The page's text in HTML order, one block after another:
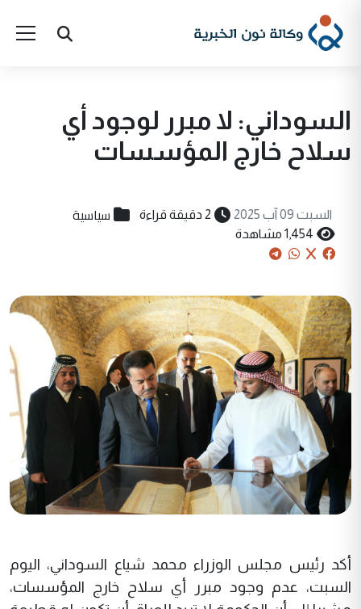
السوداني: لا مبرر لوجود أي
سلاح خارج المؤسسات
السبت 09 آب 2025 2 دقيقة قراءة سياسية
1,454 مشاهدة
أكد رئيس مجلس الوزراء محمد شياع السوداني، اليوم
السبت، عدم وجود مبرر أي سلاح خارج المؤسسات،